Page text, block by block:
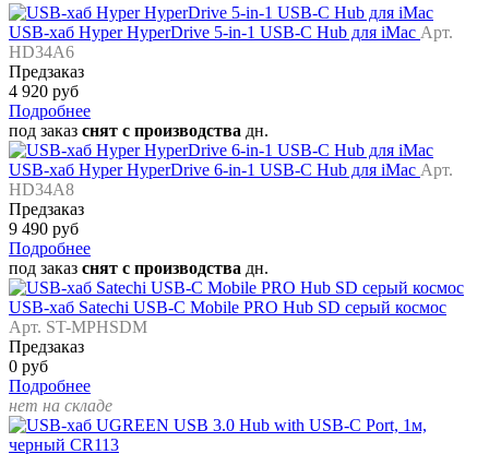
USB-хаб Hyper HyperDrive 5-in-1 USB-C Hub для iMac Арт.
HD34A6
Предзаказ
4 920 руб
Подробнее
под заказ снят с производства дн.
USB-хаб Hyper HyperDrive 6-in-1 USB-C Hub для iMac Арт.
HD34A8
Предзаказ
9 490 руб
Подробнее
под заказ снят с производства дн.
USB-хаб Satechi USB-C Mobile PRO Hub SD серый космос
Арт. ST-MPHSDM
Предзаказ
0 руб
Подробнее
нет на складе